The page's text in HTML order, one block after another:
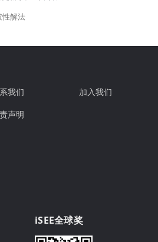
性解法
我们
加入我们
声明
iSEE全球奖